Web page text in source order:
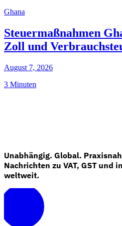
Ghana
Steuermaßnahmen
Zoll und
August 7, 2026
3 Minuten
Unabhängig. Global.
Nachrichten zu VAT, GST und
weltweit.